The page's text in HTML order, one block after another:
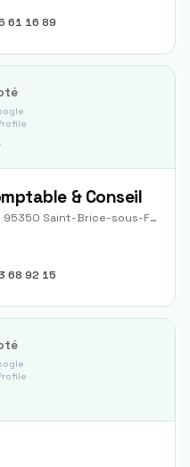
61 16 89
& Conseil
95350 Saint-Brice-sous-Forêt
68 92 15